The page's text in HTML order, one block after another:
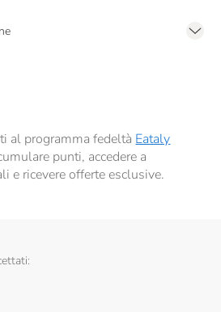
La Collina
personalizzate, in caso di consenso prestato ai
al programma fedeltà Eataly
punti, accedere a
e ricevere offerte esclusive.